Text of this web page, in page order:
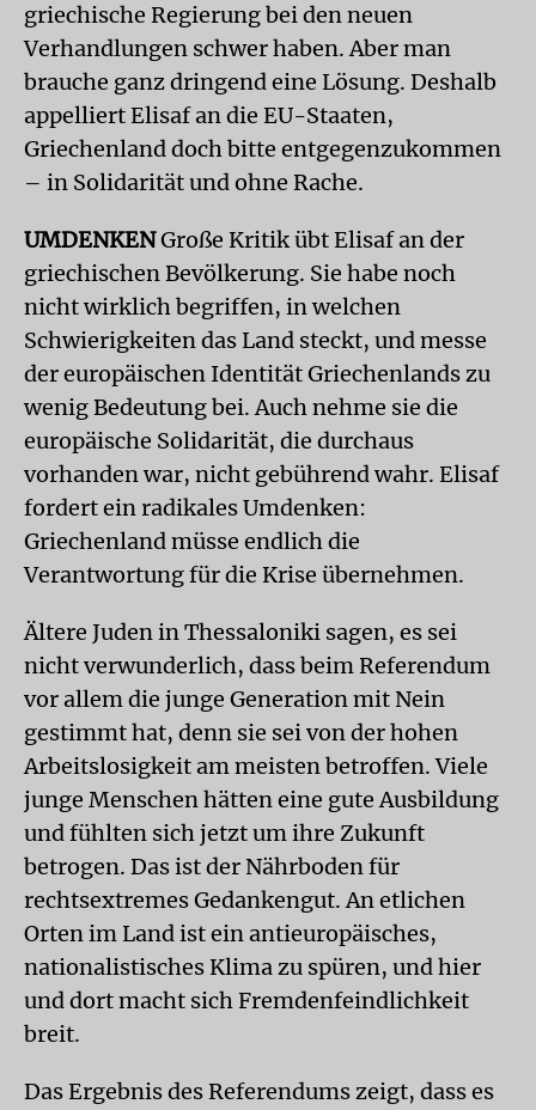
griechische Regierung bei den neuen
Verhandlungen schwer haben. Aber man
brauche ganz dringend eine Lösung. Deshalb
appelliert Elisaf an die EU-Staaten,
Griechenland doch bitte entgegenzukommen
– in Solidarität und ohne Rache.
UMDENKENGroße Kritik übt Elisaf an der
griechischen Bevölkerung. Sie habe noch
nicht wirklich begriffen, in welchen
Schwierigkeiten das Land steckt, und messe
der europäischen Identität Griechenlands zu
wenig Bedeutung bei. Auch nehme sie die
europäische Solidarität, die durchaus
vorhanden war, nicht gebührend wahr. Elisaf
fordert ein radikales Umdenken:
Griechenland müsse endlich die
Verantwortung für die Krise übernehmen.
Ältere Juden in Thessaloniki sagen, es sei
nicht verwunderlich, dass beim Referendum
vor allem die junge Generation mit Nein
gestimmt hat, denn sie sei von der hohen
Arbeitslosigkeit am meisten betroffen. Viele
junge Menschen hätten eine gute Ausbildung
und fühlten sich jetzt um ihre Zukunft
betrogen. Das ist der Nährboden für
rechtsextremes Gedankengut. An etlichen
Orten im Land ist ein antieuropäisches,
nationalistisches Klima zu spüren, und hier
und dort macht sich Fremdenfeindlichkeit
breit.
Das Ergebnis des Referendums zeigt, dass es